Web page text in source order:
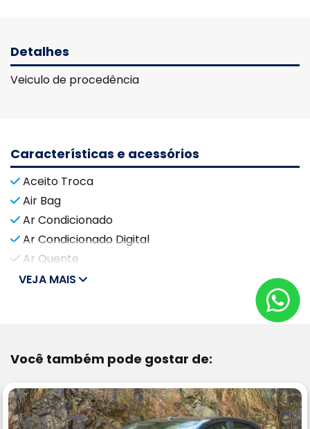
Detalhes
Veiculo de procedência
Características e acessórios
Aceito Troca
Air Bag
Ar Condicionado
Ar Condicionado Digital
Ar Quente
VEJA MAIS
Você também pode gostar de: